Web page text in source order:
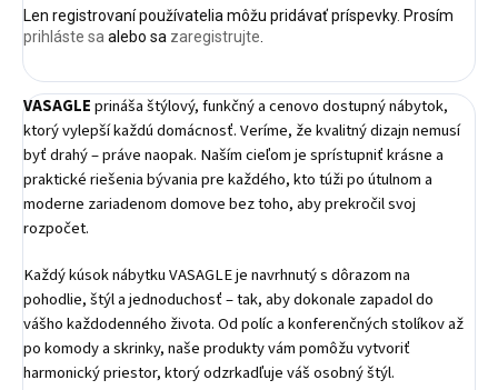
Len registrovaní používatelia môžu pridávať príspevky. Prosím
prihláste sa alebo sa zaregistrujte
VASAGLEprináša štýlový, funkčný a cenovo dostupný nábytok,
ktorý vylepší každú domácnosť. Veríme, že kvalitný dizajn nemusí
byť drahý – práve naopak. Naším cieľom je sprístupniť krásne a
praktické riešenia bývania pre každého, kto túži po útulnom a
moderne zariadenom domove bez toho, aby prekročil svoj
rozpočet.
Každý kúsok nábytku VASAGLE je navrhnutý s dôrazom na
pohodlie, štýl a jednoduchosť – tak, aby dokonale zapadol do
vášho každodenného života. Od políc a konferenčných stolíkov až
po komody a skrinky, naše produkty vám pomôžu vytvoriť
harmonický priestor, ktorý odzrkadľuje váš osobný štýl.